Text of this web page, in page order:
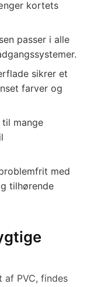
kortets
passer i alle
sikrer et
farver og
til mange
med
tilhørende
PVC, findes